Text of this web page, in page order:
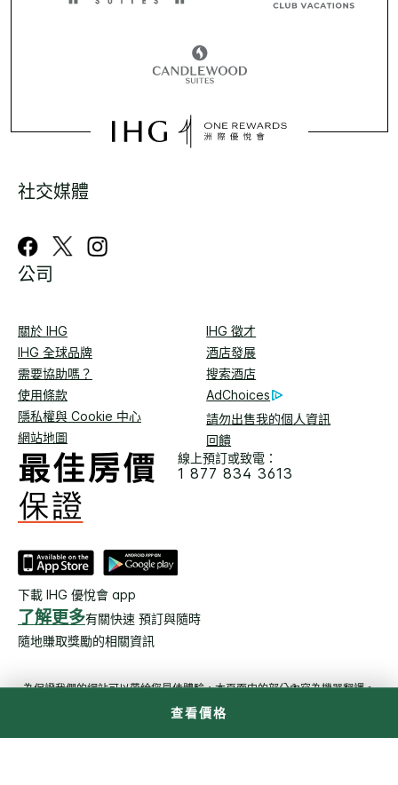
查看價格
社交媒體
公司
關於 IHG
IHG 徵才
IHG 全球品牌
酒店發展
需要協助嗎？
搜索酒店
使用條款
AdChoices
隱私權與 Cookie 中心
請勿出售我的個人資訊
網站地圖
回饋
線上預訂或致電：
1 877 834 3613
下載 IHG 優悅會 app
了解更多有關快速 預訂與隨時
隨地賺取獎勵的相關資訊
為保證我們的網站可以帶給您最佳體驗，本頁面中的部分內容為機器翻譯。
© 2026 洲際飯店集團。保留所有權利。多數飯店為獨立產全及獨立